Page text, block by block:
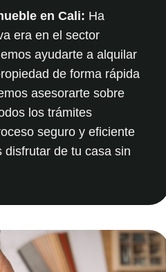
en Cali: Ha
era en el sector
ayudarte a alquilar
de forma rápida
asesorarte sobre
los trámites
seguro y eficiente
disfrutar de tu casa sin